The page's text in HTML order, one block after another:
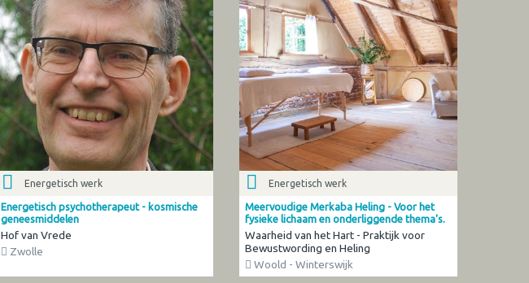
Energetisch werk
Energetisch psychotherapeut - kosmische
geneesmiddelen
Hof van Vrede
Zwolle
Energetisch werk
Meervoudige Merkaba Heling - Voor het
fysieke lichaam en onderliggende thema's.
Waarheid van het Hart - Praktijk voor
Bewustwording en Heling
Woold - Winterswijk